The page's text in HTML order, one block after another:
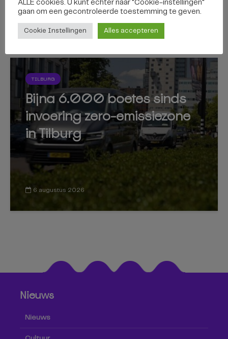
7 augustus 2026
TILBURG
Bijna 6.000 boetes sinds
invoering zero-emissiezone
in Tilburg
6 augustus 2026
Nieuws
Nieuws
ALLE cookies. U kunt echter naar "Cookie-instellingen"
gaan om een ​​gecontroleerde toestemming te geven.
Cookie Instellingen Alles accepteren